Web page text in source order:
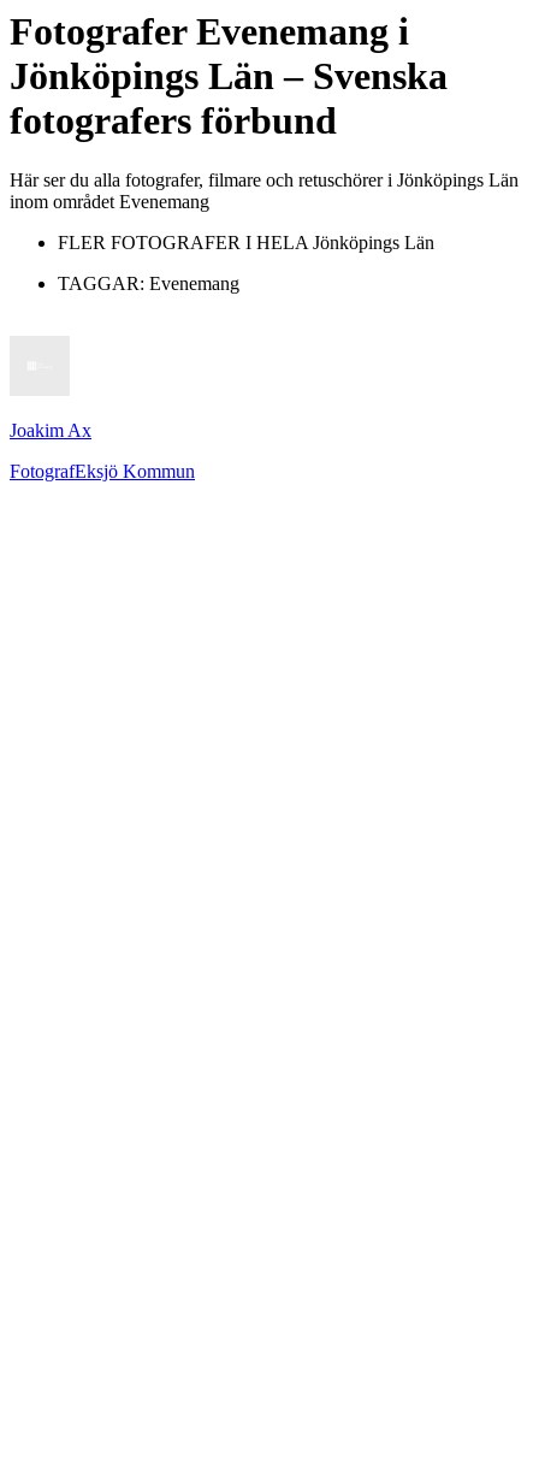
FotograferEvenemang i
Jönköpings Län– Svenska
fotografers förbund
Här ser du alla fotografer, filmare och retuschörer i Jönköpings Län
inom området Evenemang
FLER FOTOGRAFER I HELA Jönköpings Län
TAGGAR: Evenemang
Joakim Ax
FotografEksjö Kommun